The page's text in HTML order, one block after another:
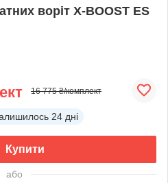
воріт X-BOOST ES
16 775 ₴/комплект
24 дні
Купити
або